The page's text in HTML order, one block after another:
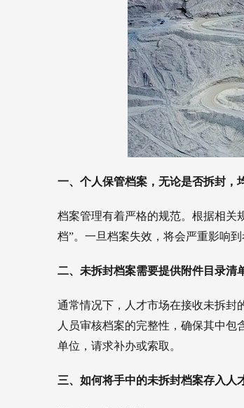
一、个人保管档案，无论是否拆封，
档案管理有着严格的规范。根据相关
档”。一旦档案失效，将会严重影响
二、未拆封档案需要提供附件目录清
通常情况下，人才市场在接收未拆封
人员审核档案的完整性，确保其中
单位，请求补办或索取。
三、如何将手中的未拆封档案存入人